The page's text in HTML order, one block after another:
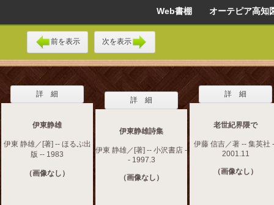
Web書棚 オーテピア高知
前を表示 次を表示
詳 細
伊東静雄
伊東 静雄／[著] -- ほるぷ出
版 -- 1983
（画像なし）
詳 細
伊東静雄詩集
伊東 静雄／[著] -- 小沢書店 -
- 1997.3
（画像なし）
詳 細
老世紀界隈で
伊藤 信吉／著 -- 集英社
2001.11
（画像なし）